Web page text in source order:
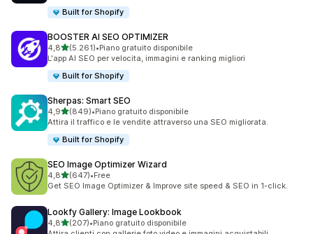
Built for Shopify
BOOSTER AI SEO OPTIMIZER
4,8stelle su 5
(5.261)
5261 recensioni totali
•Piano gratuito disponibile
L'app AI SEO per velocita, immagini e ranking migliori
Built for Shopify
Sherpas: Smart SEO
4,9stelle su 5
(849)
849 recensioni totali
•Piano gratuito disponibile
Attira il traffico e le vendite attraverso una SEO migliorata.
Built for Shopify
SEO Image Optimizer Wizard
4,8stelle su 5
(647)
647 recensioni totali
•Free
Get SEO Image Optimizer & Improve site speed & SEO in 1-click.
Lookfy Gallery: Image Lookbook
4,8stelle su 5
(207)
207 recensioni totali
•Piano gratuito disponibile